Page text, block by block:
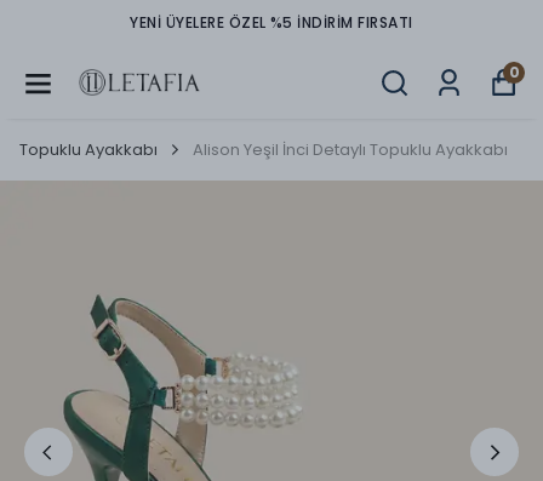
YENİ ÜYELERE ÖZEL %5 İNDİRİM FIRSATI
0
Topuklu Ayakkabı Alison Yeşil İnci Detaylı Topuklu Ayakkabı